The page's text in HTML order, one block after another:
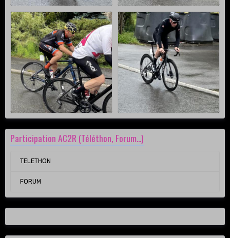
Participation AC2R (Téléthon, Forum...)
TELETHON
FORUM